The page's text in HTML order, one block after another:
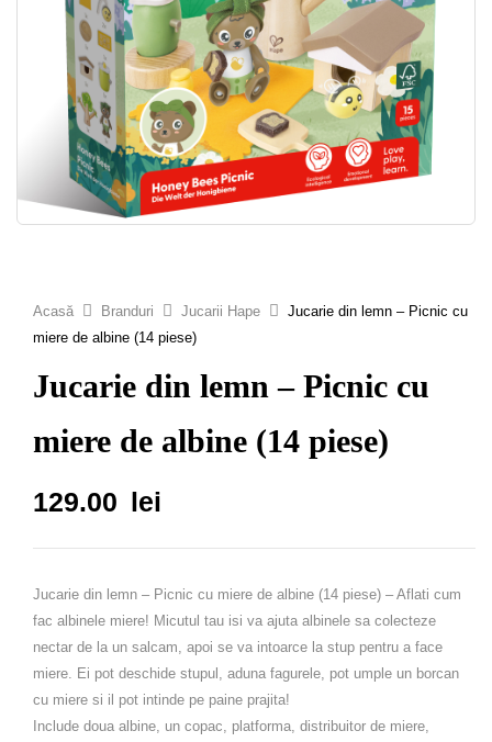
Acasă Branduri Jucarii Hape
Jucarie din lemn – Picnic cu
miere de albine (14 piese)
Jucarie din lemn – Picnic cu
miere de albine (14 piese)
129.00 lei
Jucarie din lemn – Picnic cu miere de albine (14 piese) – Aflati cum
fac albinele miere! Micutul tau isi va ajuta albinele sa colecteze
nectar de la un salcam, apoi se va intoarce la stup pentru a face
miere. Ei pot deschide stupul, aduna fagurele, pot umple un borcan
cu miere si il pot intinde pe paine prajita!
Include doua albine, un copac, platforma, distribuitor de miere,